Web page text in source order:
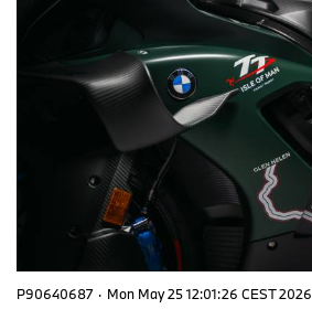
P90640687 · Mon May 25 12:01:26 CEST 2026